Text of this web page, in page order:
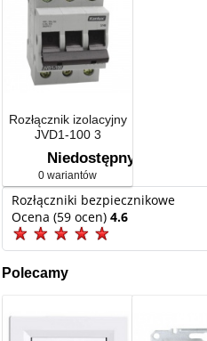
Rozłącznik izolacyjny
JVD1-100 3
Niedostępny
0 wariantów
Rozłączniki bezpiecznikowe
Ocena (59 ocen)4.6
Polecamy